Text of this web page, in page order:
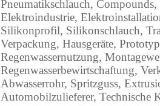
Pneumatikschlauch,
Elektroindustrie,
Silikonprofil, Silikonschlauch,
Verpackung, Hausgeräte,
Regenwassernutzung,
Regenwasserbewirtschaftung,
Abwasserrohr, Spritzguss,
Automobilzulieferer, Technische